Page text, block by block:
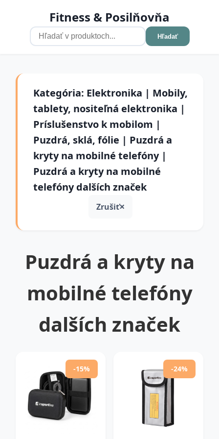
Fitness & Posilňovňa
Hľadať
Kategória: Elektronika | Mobily,
tablety, nositeľná elektronika |
Príslušenstvo k mobilom |
Puzdrá, sklá, fólie | Puzdrá a
kryty na mobilné telefóny |
Puzdrá a kryty na mobilné
telefóny dalších značek
Zrušiť
Puzdrá a kryty na
mobilné telefóny
dalších značek
-15% -24%